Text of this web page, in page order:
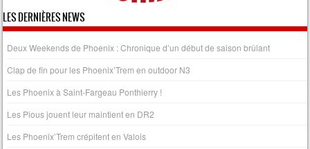
LES DERNIÈRES NEWS
Deux Weekends de Phoenix : Chronique d’un début de saison brûlant
Clap de fin pour les Phoenix’Trem en outdoor N3
Les Phoenix à Saint-Fargeau Ponthierry !
Les Pious jouent leur maintient en DR2
Les Phoenix’Trem crépitent en Valois